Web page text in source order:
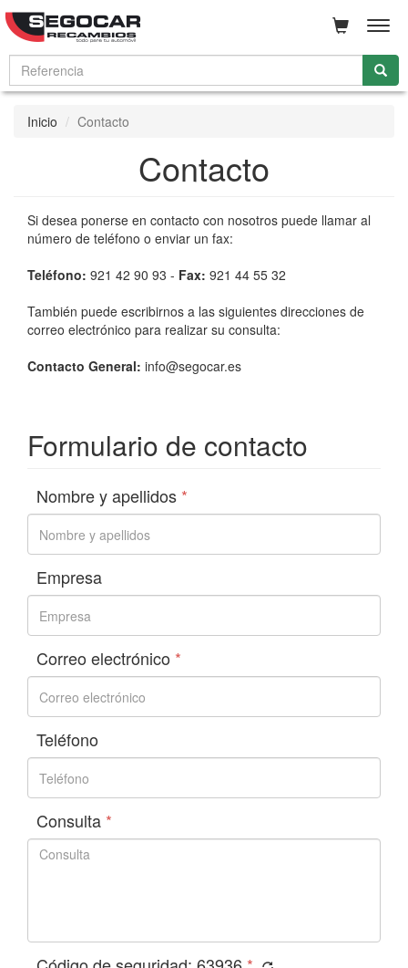
Inicio Contacto
Contacto
Si desea ponerse en contacto con nosotros puede llamar al
número de teléfono o enviar un fax:
Teléfono: 921 42 90 93 - Fax: 921 44 55 32
También puede escribirnos a las siguientes direcciones de
correo electrónico para realizar su consulta:
Contacto General: info@segocar.es
Formulario de contacto
Nombre y apellidos *
Empresa
Correo electrónico *
Teléfono
Consulta *